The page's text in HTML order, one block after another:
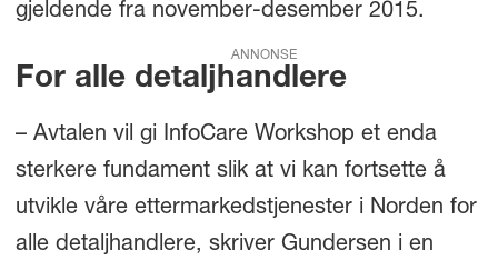
gjeldende fra november-desember 2015.
ANNONSE
For alle detaljhandlere
– Avtalen vil gi InfoCare Workshop et enda
sterkere fundament slik at vi kan fortsette å
utvikle våre ettermarkedstjenester i Norden for
alle detaljhandlere, skriver Gundersen i en